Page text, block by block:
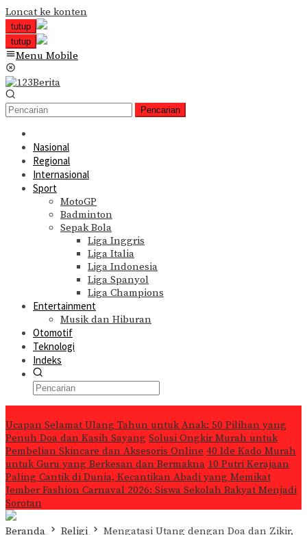
Loncat ke konten
tutup
tutup
Menu Mobile
Pencarian
Nasional
Regional
Internasional
Sport
MotoGP
Badminton
Sepak Bola
Liga Inggris
Liga Italia
Liga Indonesia
Liga Spanyol
Liga Champions
Entertainment
Musik dan Hiburan
Otomotif
Teknologi
Indeks
Ucapan Selamat Ulang Tahun untuk Anak: 50 Pilihan yang
Penuh Doa dan Kasih Sayang Solusi Ongkir Murah untuk
Pembelian Skincare dan Aksesoris Online 40 Ide Kado Murah
untuk Guru yang Berkesan dan Bermakna 10 Putri Kerajaan
Paling Cantik di Dunia, Kecantikan Abadi yang Memikat
Jember Fashion Carnaval 2026: Siswa Sekolah Rakyat Menjadi
Sorotan
Beranda Religi
Mengatasi Utang dengan Doa dan Zikir,